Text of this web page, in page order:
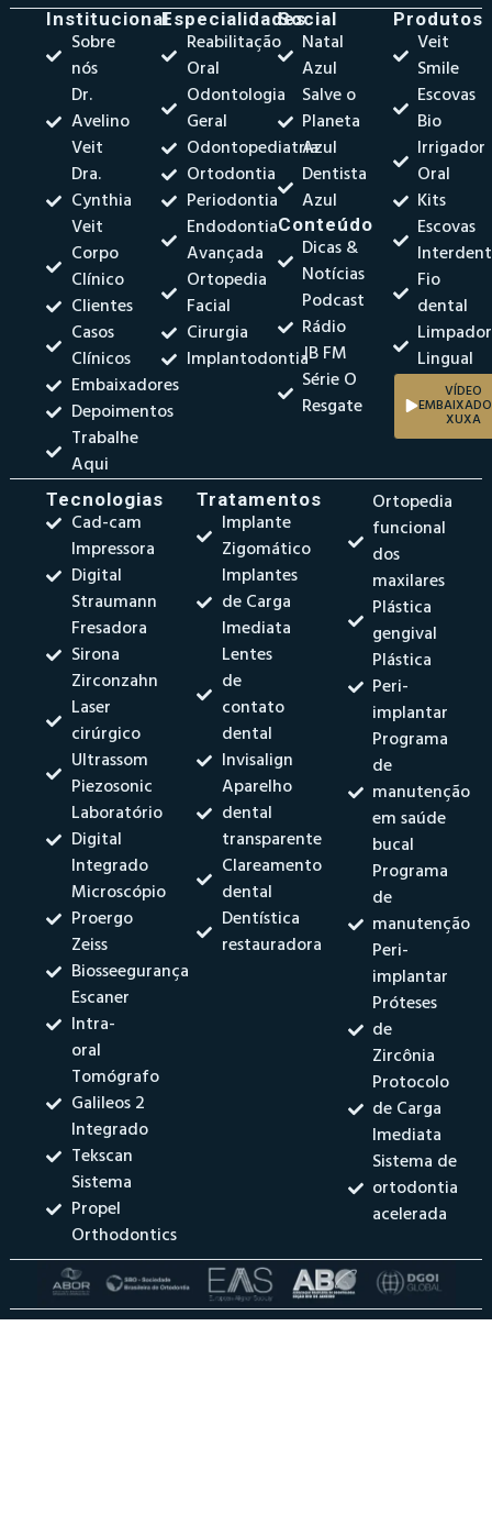
Institucional
Sobre
nós
Dr.
Avelino
Veit
Dra.
Cynthia
Veit
Corpo
Clínico
Clientes
Casos
Clínicos
Embaixadores
Depoimentos
Trabalhe
Aqui
Especialidades
Reabilitação
Oral
Odontologia
Geral
Odontopediatria
Ortodontia
Periodontia
Endodontia
Avançada
Ortopedia
Facial
Cirurgia
Implantodontia
Social
Natal
Azul
Salve o
Planeta
Azul
Dentista
Azul
Conteúdo
Dicas &
Notícias
Podcast
Rádio
JB FM
Série O
Resgate
Produtos
Veit
Smile
Escovas
Bio
Irrigador
Oral
Kits
Escovas
Fio
dental
Limpador
Lingual
VÍDEO
XUXA
Tecnologias
Cad-cam
Impressora
Digital
Straumann
Fresadora
Sirona
Zirconzahn
Laser
cirúrgico
Ultrassom
Piezosonic
Laboratório
Digital
Integrado
Microscópio
Proergo
Zeiss
Biosseegurança
Escaner
Intra-
oral
Tomógrafo
Galileos 2
Integrado
Tekscan
Sistema
Propel
Orthodontics
Tratamentos
Implante
Zigomático
Implantes
de Carga
Imediata
Lentes
de
contato
dental
Invisalign
Aparelho
dental
transparente
Clareamento
dental
Dentística
restauradora
Ortopedia
funcional
dos
maxilares
Plástica
gengival
Plástica
Peri-
implantar
Programa
de
manutenção
em saúde
bucal
Programa
de
manutenção
Peri-
implantar
Próteses
de
Zircônia
Protocolo
de Carga
Imediata
Sistema de
ortodontia
acelerada